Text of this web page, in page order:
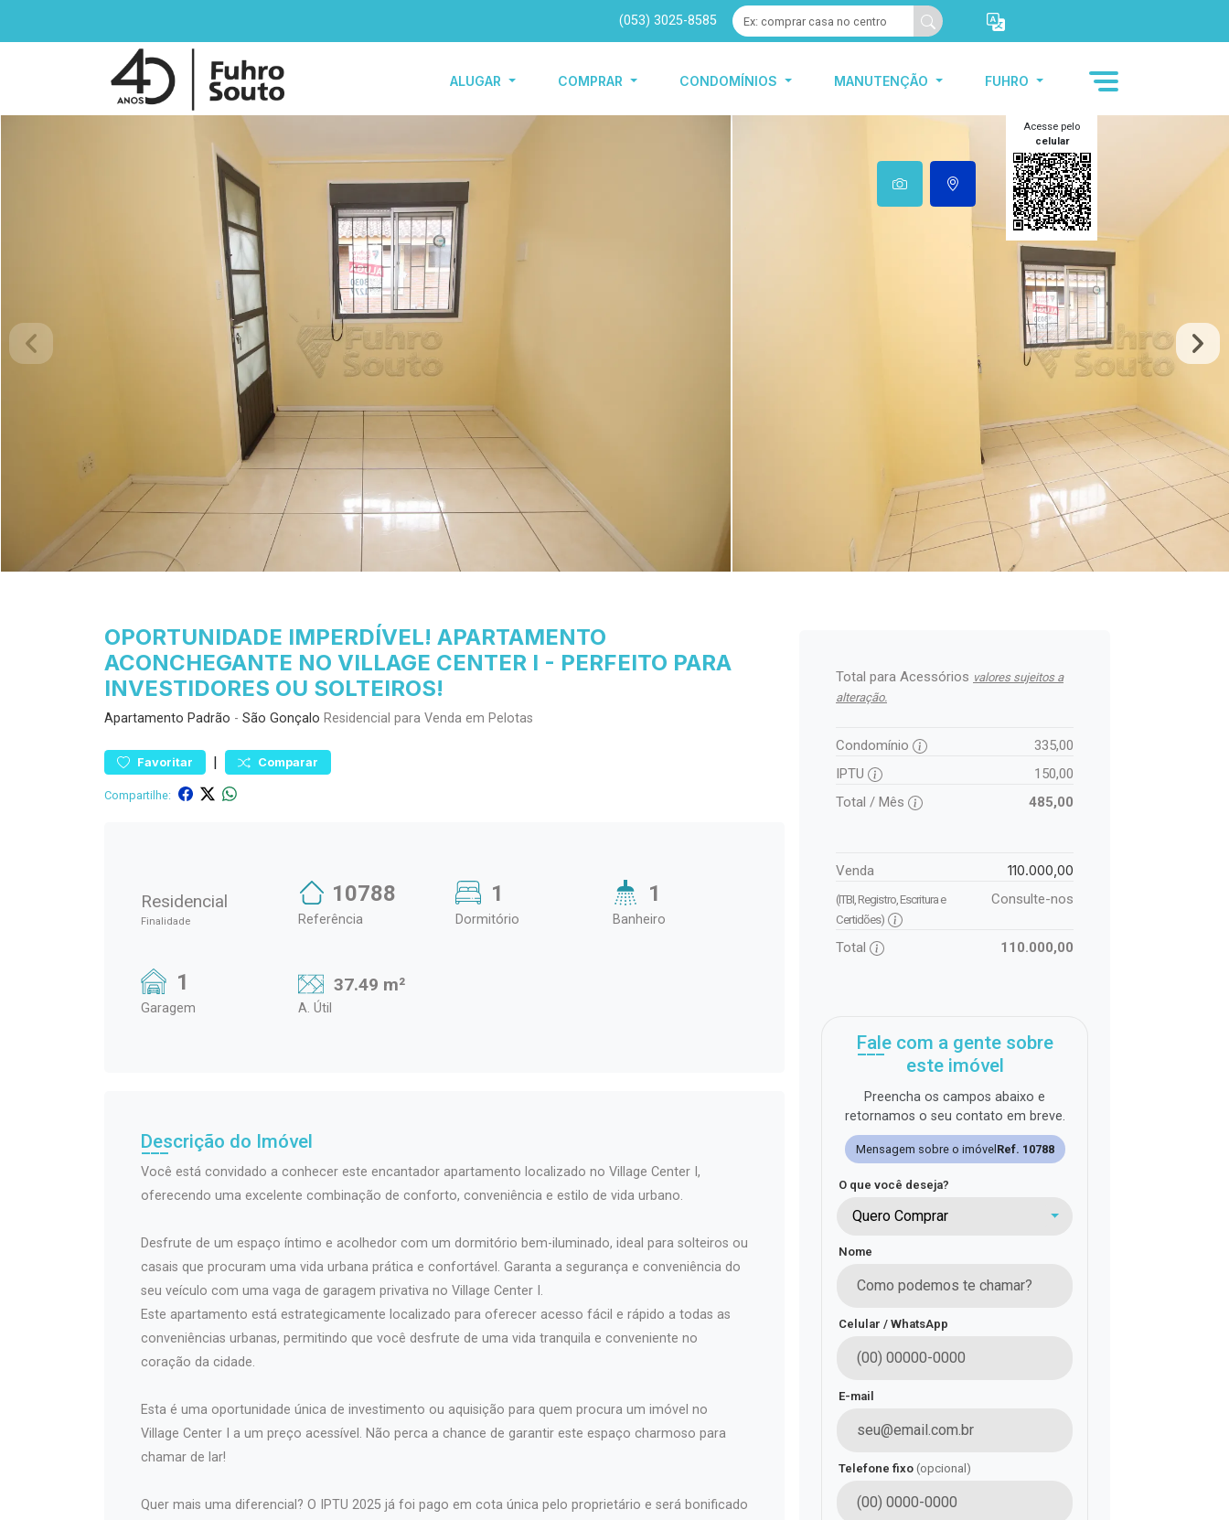
(053) 3025-8585
ALUGAR COMPRAR CONDOMÍNIOS MANUTENÇÃO FUHRO
Acesse pelo
celular
OPORTUNIDADE IMPERDÍVEL! APARTAMENTO
ACONCHEGANTE NO VILLAGE CENTER I - PERFEITO PARA
INVESTIDORES OU SOLTEIROS!
Apartamento Padrão - São Gonçalo Residencial para Venda em Pelotas
Favoritar | Comparar
Compartilhe:
Residencial
Finalidade
10788
Referência
1
Dormitório
1
Banheiro
1
Garagem
37.49 m²
A. Útil
Descrição do Imóvel
Você está convidado a conhecer este encantador apartamento localizado no Village Center I,
oferecendo uma excelente combinação de conforto, conveniência e estilo de vida urbano.
Desfrute de um espaço íntimo e acolhedor com um dormitório bem-iluminado, ideal para solteiros ou
casais que procuram uma vida urbana prática e confortável. Garanta a segurança e conveniência do
seu veículo com uma vaga de garagem privativa no Village Center I.
Este apartamento está estrategicamente localizado para oferecer acesso fácil e rápido a todas as
conveniências urbanas, permitindo que você desfrute de uma vida tranquila e conveniente no
coração da cidade.
Esta é uma oportunidade única de investimento ou aquisição para quem procura um imóvel no
Village Center I a um preço acessível. Não perca a chance de garantir este espaço charmoso para
chamar de lar!
Quer mais uma diferencial? O IPTU 2025 já foi pago em cota única pelo proprietário e será bonificado
Total para Acessórios valores sujeitos a
alteração.
Condomínio
335,00
IPTU
150,00
Total / Mês
485,00
Venda 110.000,00
(ITBI, Registro, Escritura e
Certidões)
Consulte-nos
Total 110.000,00
Fale com a gente sobre
este imóvel
Preencha os campos abaixo e
retornamos o seu contato em breve.
Mensagem sobre o imóvel Ref. 10788
O que você deseja?
Quero Comprar
Nome
Celular / WhatsApp
E-mail
Telefone fixo (opcional)